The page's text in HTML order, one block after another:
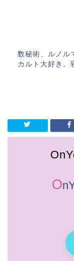
数秘術、ルノル
カルト大好き。
O